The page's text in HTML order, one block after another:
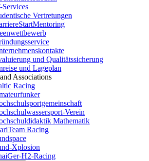
Services
Vertretungen
und Qualitätssicherung
und Lageplan
Associations
Racing
Verein
Mathematik
Racing
Xplosion
H2-Racing